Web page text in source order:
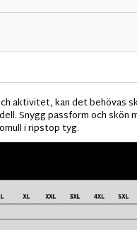
aktivitet, kan det behövas
Snygg passform och
i ripstop tyg.